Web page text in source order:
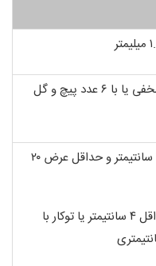
نصب با ۳ عد پیچ مخفی یا با ۶ عدد پیچ و گل
حداکثر ارتفاع تا ۲۴۰ سانتیمتر و حداقل عرض ۲۰
روکار با ضخامت حداقل ۴ سانتیمتر یا توکار با